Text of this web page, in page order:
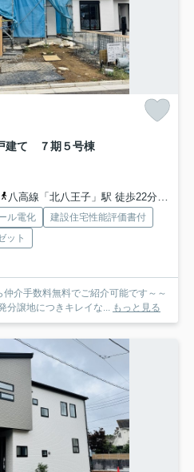
建て ７期 ５号棟
八高線「北八王子」駅 徒歩22分
ル電化
建設住宅性能評価書付
ット
介手数料無料でご紹介可能です～～
分譲地につきキレイな...
もっと見る